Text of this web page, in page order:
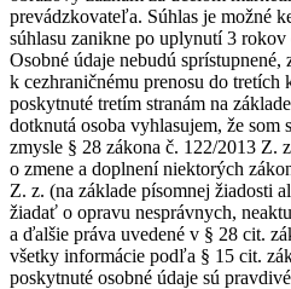
prevádzkovateľa. Súhlas je možné
súhlasu zanikne po uplynutí 3
Osobné údaje nebudú
k cezhraničnému prenosu do tretích
poskytnuté tretím stranám na
dotknutá osoba vyhlasujem, že som
zmysle § 28 zákona č. 122/2013 Z.
o zmene a doplnení niektorých
Z. z. (na základe písomnej žiadosti
žiadať o opravu nesprávnych,
a ďalšie práva uvedené v § 28 cit.
všetky informácie podľa § 15 cit.
poskytnuté osobné údaje sú